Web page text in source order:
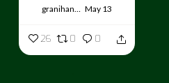
granihandis May 13
26 0 0